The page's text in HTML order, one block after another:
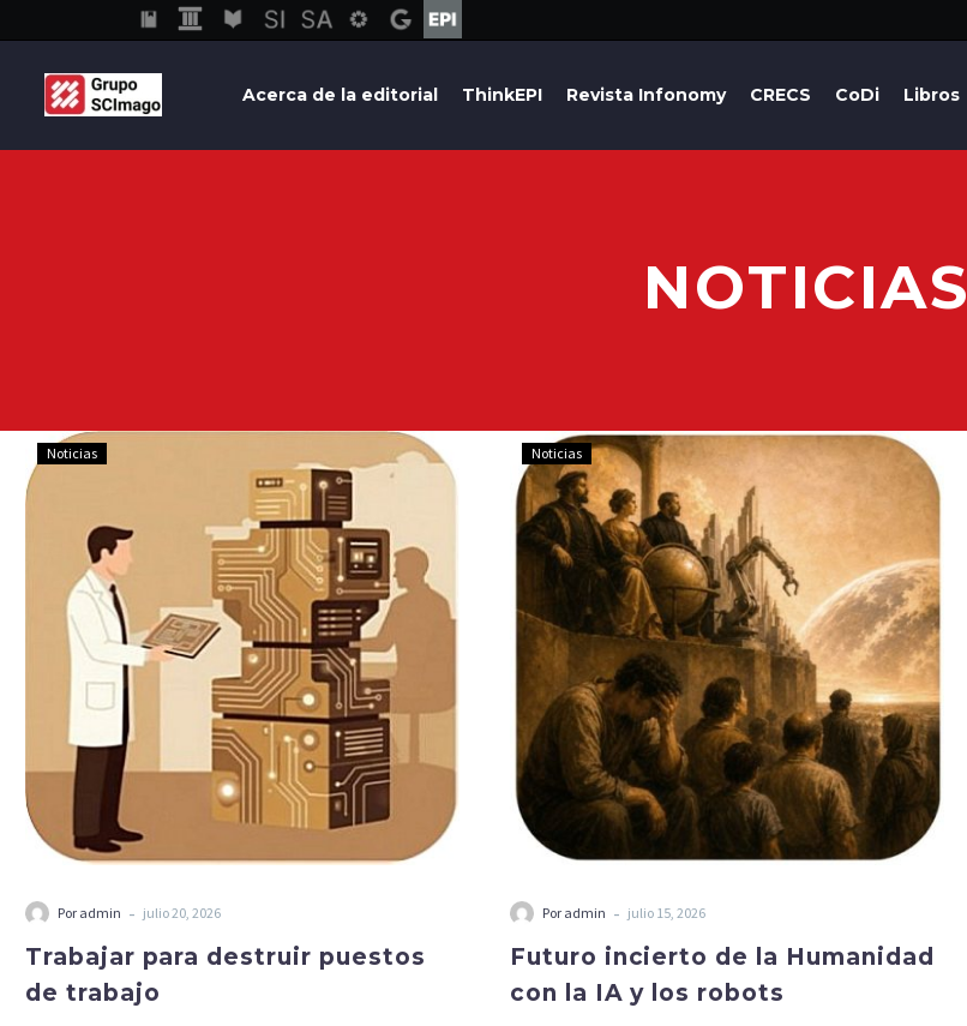
Acerca de la editorial ThinkEPI Revista Infonomy CRECS CoDi Libros
NOTICIAS
Noticias
Por admin - julio 20, 2026
Trabajar para destruir puestos
de trabajo
Noticias
Por admin - julio 15, 2026
Futuro incierto de la Humanidad
con la IA y los robots